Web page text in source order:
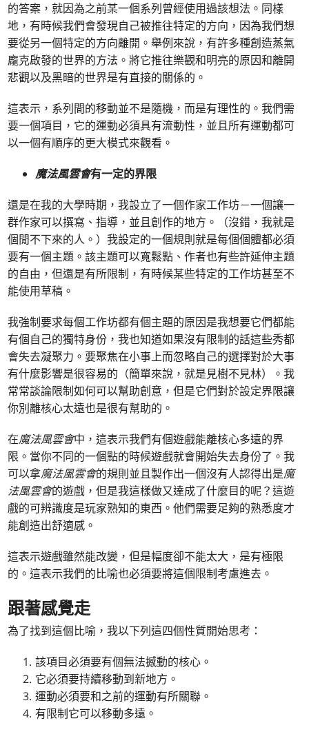
的答案，就因為之前某一個系列曾經使用過該想法。同樣
地，有時候我們會發現自己被推往特定的方向，因為我們想
要從另一個特定的方向離開。舉例來說，有許多種創造蒸氣
龐克啟發的世界的方法。將它推往樂觀和明亮的原因和離開
悲觀以及黑暗的世界是有直接的關係的。
這表示，系列間的移動並不是隨機，而是有理性的。我們需
要一個項目，它的運動必須具有流動性，並且所有運動都可
以一個有順序的更大模式來觀看。
魔法風雲會有一定的界限
還是在我的大學時期，我設立了一個作家工作坊－一個讓一
群作家可以撰寫、指導，並且創作的地方。（沒錯，我就是
個閒不下來的人。）我設定的一個規則就是每個個體都必須
要有一個主題。該主題可以寬鬆點、作者也有些許延伸主題
的自由，但還是有所限制，有時候某些特定的工作坊甚至不
能使用草稿。
我強制要求每個工作坊都有個主題的原因是我想要它們都能
有個自己的獨特身份，我也知道如果沒有限制的話這些秀都
會失去凝聚力。要聚焦在小事上而忽略自己的選擇對於大事
有什麼影響是很容易的（簡單來說，就是見樹不見林）。我
常常談論限制如何可以幫助創意，但是它們對於設定界限讓
你別離核心太遠也是很有幫助的。
在魔法風雲會中，這表示我們有個遊戲能離核心多遠的界
限。當你不同的一個點的時候遊戲就會開始失去身份了。我
可以拿魔法風雲會的規則並且製作出一個沒有人認得出是魔
法風雲會的遊戲，但是我這樣做又達成了什麼目的呢？這遊
戲的可辨識度是玩家熟知的東西。他們需要足夠的熟悉度才
能創造出舒適感。
這表示遊戲雖然能改變，但是幅度卻不能太大，是有極限
的。這表示我們的比喻也必須要將這個限制考慮進去。
跟著感覺走
為了找到這個比喻，我以下列這四個性質開始思考：
該項目必須要有個無法撼動的核心。
它必須要持續移動到新地方。
運動必須要和之前的運動有所關聯。
有限制它可以移動多遠。